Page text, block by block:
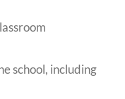
school, including